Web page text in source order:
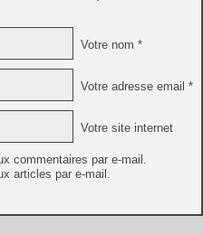
Votre nom *
Votre adresse email *
Votre site internet
commentaires par e-mail.
articles par e-mail.